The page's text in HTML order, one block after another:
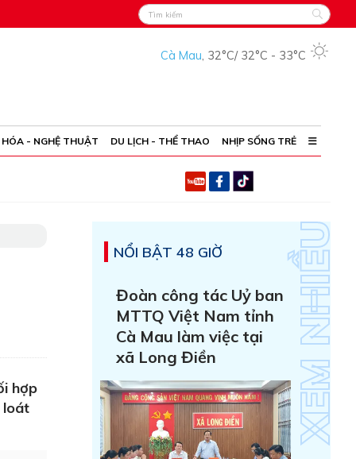
Cà Mau, 32°C/ 32°C - 33°C
- NGHỆ THUẬT DU LỊCH - THỂ THAO NHỊP SỐNG TRẺ
hợp
loát
NỔI BẬT 48 GIỜ
Đoàn công tác Uỷ ban
MTTQ Việt Nam tỉnh
Cà Mau làm việc tại
xã Long Điền